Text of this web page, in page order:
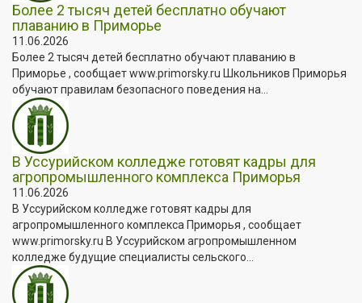
Более 2 тысяч детей бесплатно обучают
плаванию в Приморье
11.06.2026
Более 2 тысяч детей бесплатно обучают плаванию в
Приморье , сообщает www.primorsky.ru Школьников Приморья
обучают правилам безопасного поведения на...
В Уссурийском колледже готовят кадры для
агропромышленного комплекса Приморья
11.06.2026
В Уссурийском колледже готовят кадры для
агропромышленного комплекса Приморья , сообщает
www.primorsky.ru В Уссурийском агропромышленном
колледже будущие специалисты сельского...